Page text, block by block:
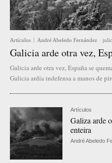
Artículos André Abeledo Fernández -
Galicia arde otra vez,
Galicia arde otra vez, España se
Galicia ardía indefensa a manos de
Artículos
Galiza arde
enteira
André Abeledo